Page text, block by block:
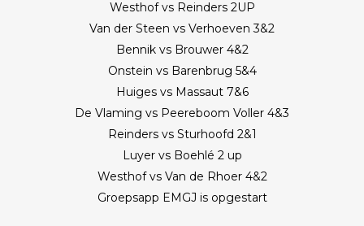
Westhof vs Reinders 2UP
Van der Steen vs Verhoeven 3&2
Bennik vs Brouwer 4&2
Onstein vs Barenbrug 5&4
Huiges vs Massaut 7&6
De Vlaming vs Peereboom Voller 4&3
Reinders vs Sturhoofd 2&1
Luyer vs Boehlé 2 up
Westhof vs Van de Rhoer 4&2
Groepsapp EMGJ is opgestart